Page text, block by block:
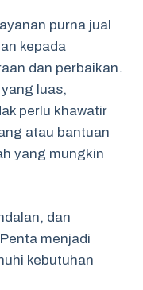
purna jual
kepada
dan perbaikan.
luas,
perlu khawatir
atau bantuan
yang mungkin
dan
menjadi
kebutuhan